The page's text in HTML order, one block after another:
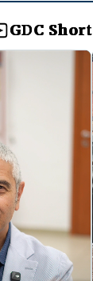
GDC Short